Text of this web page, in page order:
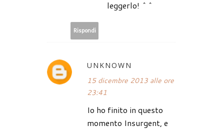
leggerlo! ^^
Rispondi
UNKNOWN
15 dicembre 2013 alle ore
23:41
Io ho finito in questo
momento Insurgent, e